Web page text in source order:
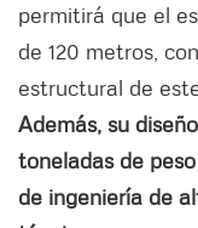
permitirá que el
de 120 metros,
estructural de
Además, su
toneladas de
de ingeniería de